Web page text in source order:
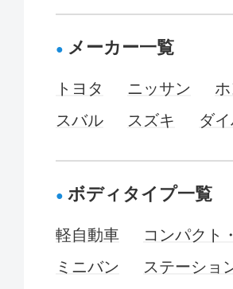
メーカー一覧
トヨタ ニッサン
スバル
スズキ ダ
ボディタイプ一覧
軽自動車
コンパクト
ミニバン
ステーショ